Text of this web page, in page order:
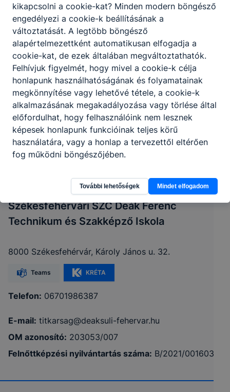
Székesfehérvári SZC Deák Ferenc
Technikum és Szakképző Iskola
8000 Székesfehérvár, Károly János u. 32.
Teams KRÉTA
Telefon: 06701986387
E-mail: titkarsag@deaksuli-fehervar.hu
OM azonosító: 203053/007
Felnőttképzési nyilvántartás száma: B/2021/001603
kikapcsolni a cookie-kat? Minden modern böngésző
engedélyezi a cookie-k beállításának a
változtatását. A legtöbb böngésző
alapértelmezettként automatikusan elfogadja a
cookie-kat, de ezek általában megváltoztathatók.
Felhívjuk figyelmét, hogy mivel a cookie-k célja
honlapunk használhatóságának és folyamatainak
megkönnyítése vagy lehetővé tétele, a cookie-k
alkalmazásának megakadályozása vagy törlése által
előfordulhat, hogy felhasználóink nem lesznek
képesek honlapunk funkcióinak teljes körű
használatára, vagy a honlap a tervezettől eltérően
fog működni böngészőjében.
További lehetőségek Mindet elfogadom